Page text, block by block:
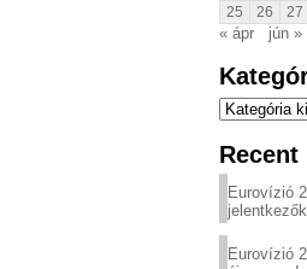
25
26 27
« ápr jún »
Kategóriák
Recent
Eurovízió
Eurovízió